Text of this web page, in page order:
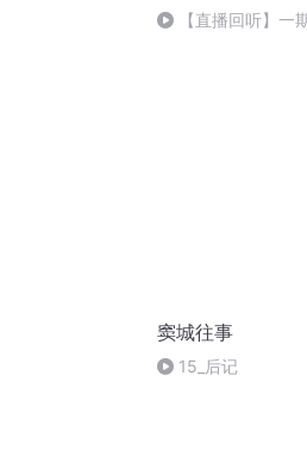
【直播回听】一
窦城往事
15_后记